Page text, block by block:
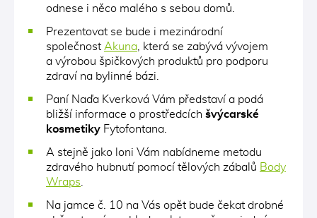
odnese i něco malého s sebou domů.
Prezentovat se bude i mezinárodní
společnost Akuna , která se zabývá vývojem
a výrobou špičkových produktů pro podporu
zdraví na bylinné bázi.
Paní Naďa Kverková Vám představí a podá
bližší informace o prostředcích švýcarské
kosmetiky Fytofontana.
A stejně jako loni Vám nabídneme metodu
zdravého hubnutí pomocí tělových zábalů Body
Wraps
Na jamce č. 10 na Vás opět bude čekat drobné